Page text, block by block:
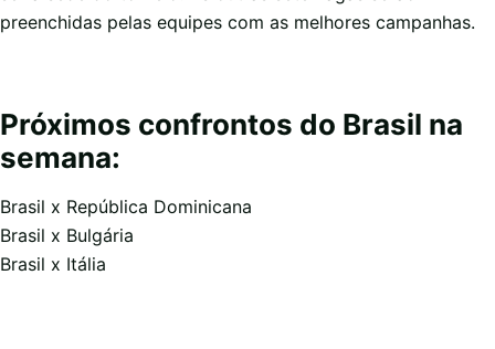
preenchidas pelas equipes com as melhores campanhas.
Próximos confrontos do Brasil na
semana:
Brasil x República Dominicana
Brasil x Bulgária
Brasil x Itália